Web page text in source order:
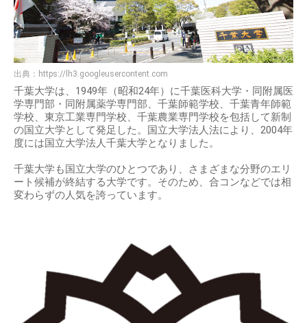
出典： https://lh3.googleusercontent.com
千葉大学は、1949年（昭和24年）に千葉医科大学・同附属医
学専門部・同附属薬学専門部、千葉師範学校、千葉青年師範
学校、東京工業専門学校、千葉農業専門学校を包括して新制
の国立大学として発足した。国立大学法人法により、2004年
度には国立大学法人千葉大学となりました。
千葉大学も国立大学のひとつであり、さまざまな分野のエリ
ート候補が終結する大学です。そのため、合コンなどでは相
変わらずの人気を誇っています。